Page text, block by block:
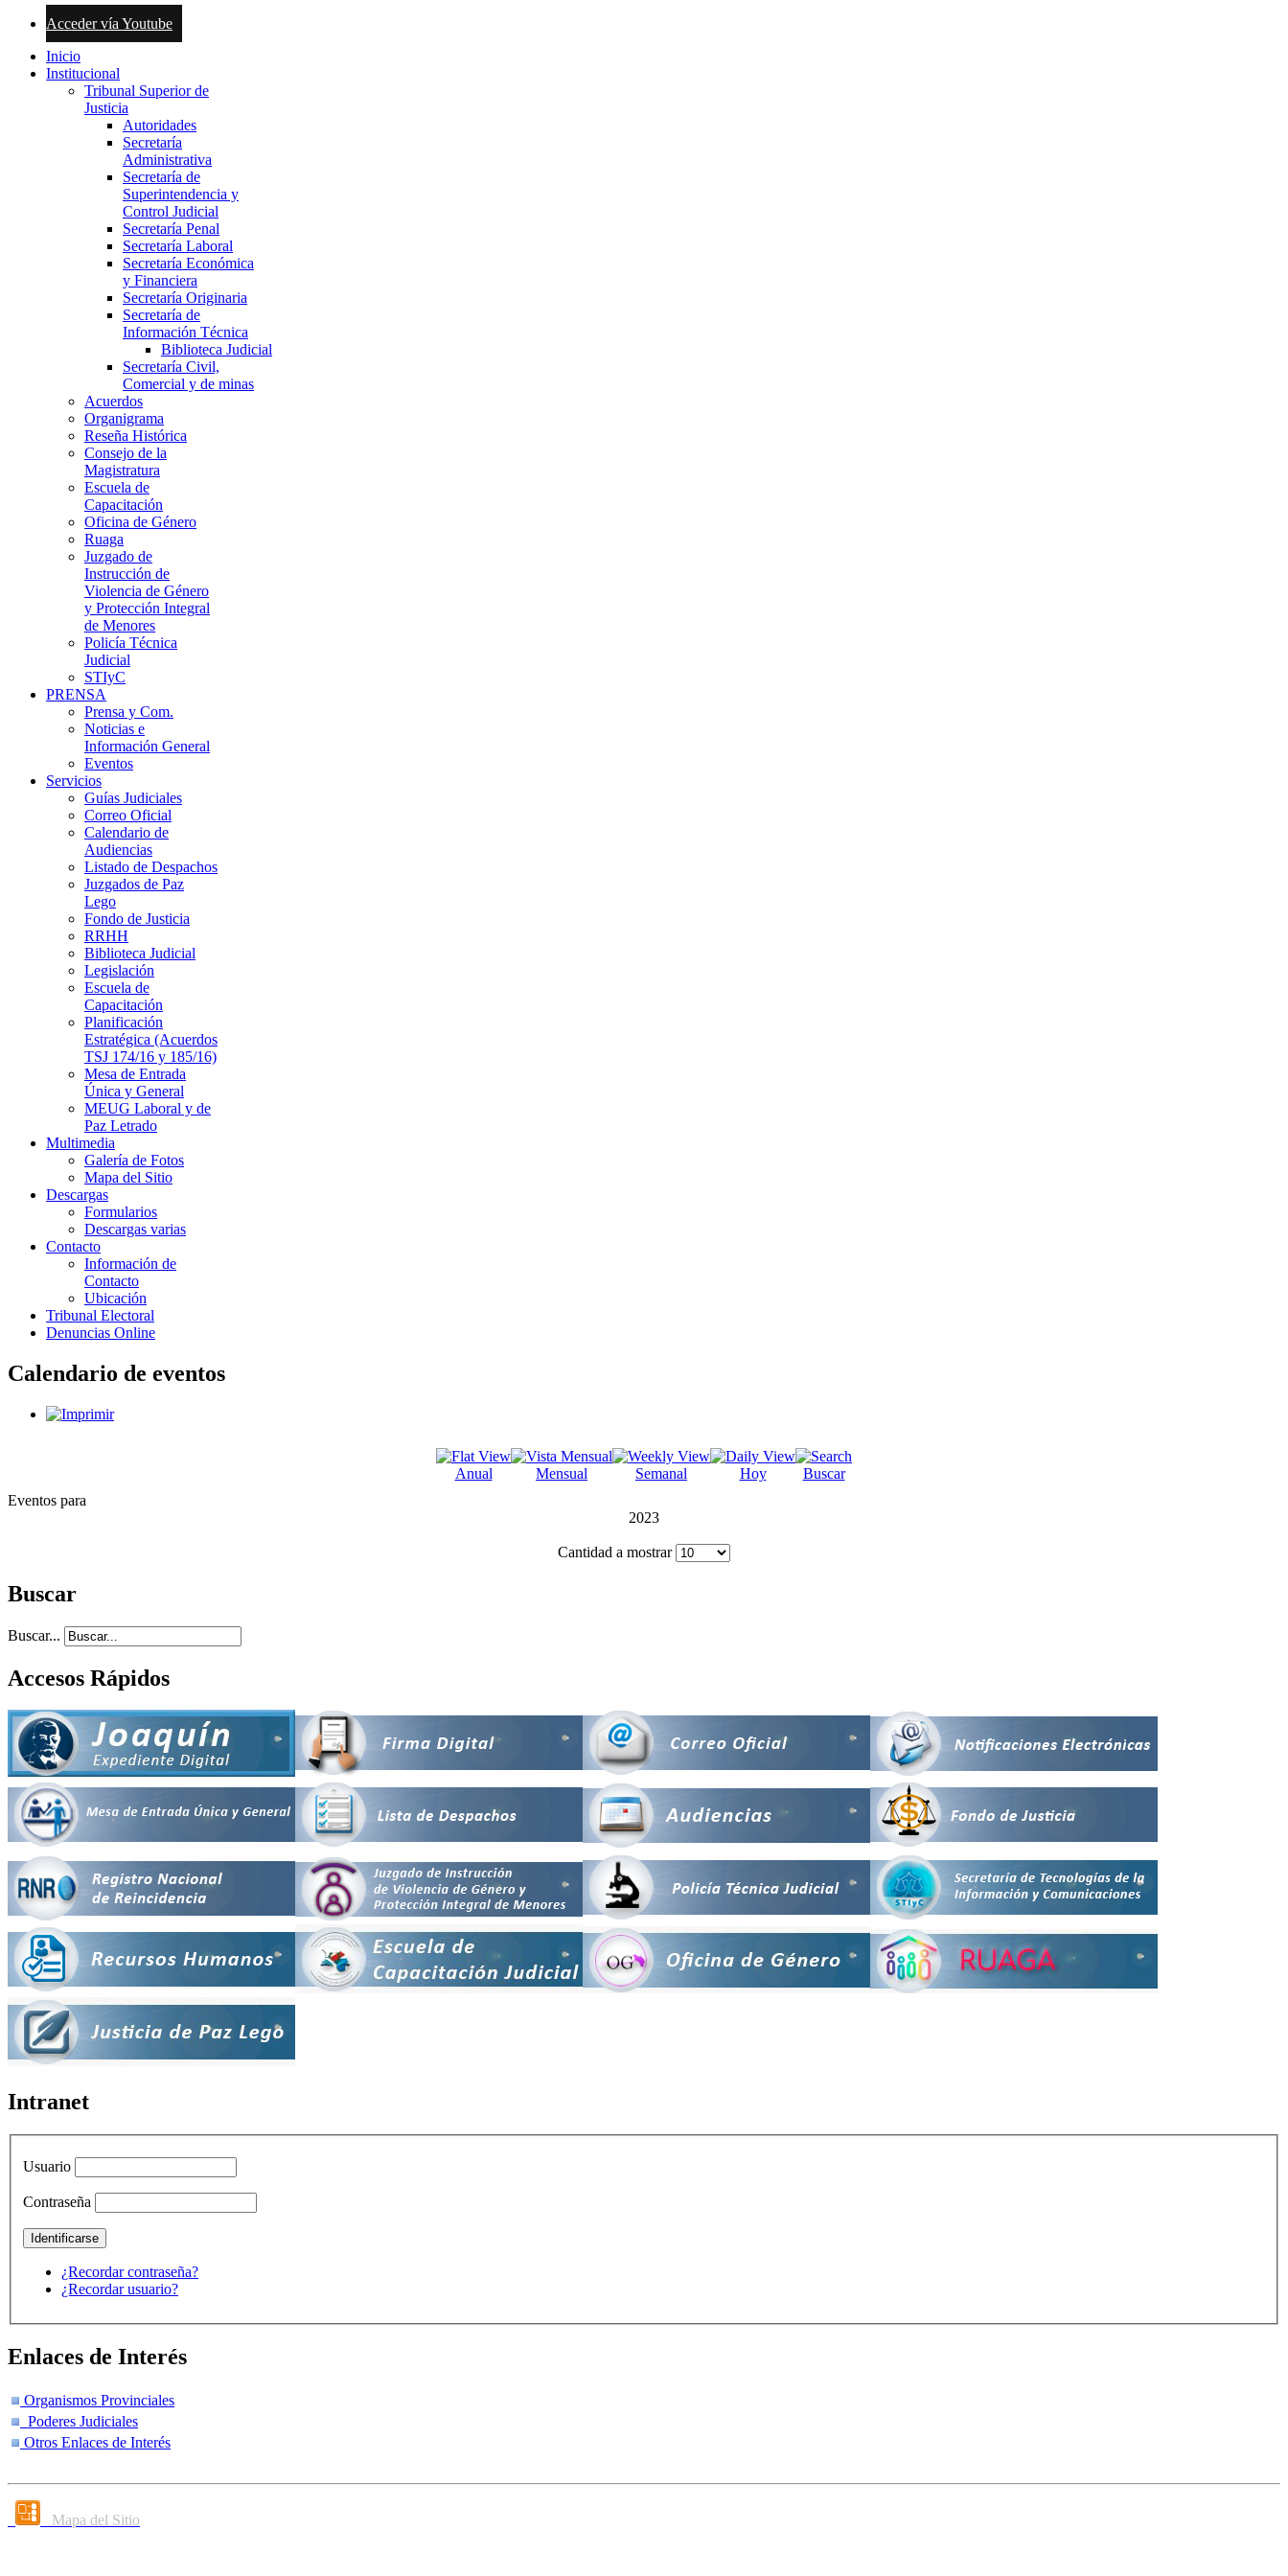
Acceder vía Youtube
Inicio
Institucional
Tribunal Superior de
Justicia
Autoridades
Secretaría
Administrativa
Secretaría de
Superintendencia y
Control Judicial
Secretaría Penal
Secretaría Laboral
Secretaría Económica
y Financiera
Secretaría Originaria
Secretaría de
Información Técnica
Biblioteca Judicial
Secretaría Civil,
Comercial y de minas
Acuerdos
Organigrama
Reseña Histórica
Consejo de la
Magistratura
Escuela de
Capacitación
Oficina de Género
Ruaga
Juzgado de
Instrucción de
Violencia de Género
y Protección Integral
de Menores
Policía Técnica
Judicial
STIyC
PRENSA
Prensa y Com.
Noticias e
Información General
Eventos
Servicios
Guías Judiciales
Correo Oficial
Calendario de
Audiencias
Listado de Despachos
Juzgados de Paz
Lego
Fondo de Justicia
RRHH
Biblioteca Judicial
Legislación
Escuela de
Capacitación
Planificación
Estratégica (Acuerdos
TSJ 174/16 y 185/16)
Mesa de Entrada
Única y General
MEUG Laboral y de
Paz Letrado
Multimedia
Galería de Fotos
Mapa del Sitio
Descargas
Formularios
Descargas varias
Contacto
Información de
Contacto
Ubicación
Tribunal Electoral
Denuncias Online
Calendario de eventos
Anual Mensual Semanal Hoy
Buscar
Eventos para
2023
Cantidad a mostrar
Buscar
Buscar...
Accesos Rápidos
Intranet
Usuario
Contraseña
¿Recordar contraseña?
¿Recordar usuario?
Enlaces de Interés
Organismos Provinciales
Poderes Judiciales
Otros Enlaces de Interés
Mapa del Sitio